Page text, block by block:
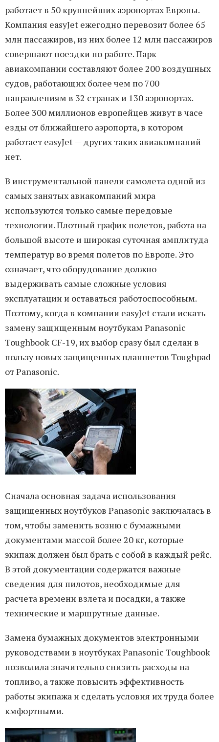
работает в 50 крупнейших аэропортах Европы.
Компания easyJet ежегодно перевозит более 65
млн пассажиров, из них более 12 млн пассажиров
совершают поездки по работе. Парк
авиакомпании составляют более 200 воздушных
судов, работающих более чем по 700
направлениям в 32 странах и 130 аэропортах.
Более 300 миллионов европейцев живут в часе
езды от ближайшего аэропорта, в котором
работает easyJet — других таких авиакомпаний
нет.
В инструментальной панели самолета одной из
самых занятых авиакомпаний мира
используются только самые передовые
технологии. Плотный график полетов, работа на
большой высоте и широкая суточная амплитуда
температур во время полетов по Европе. Это
означает, что оборудование должно
выдерживать самые сложные условия
эксплуатации и оставаться работоспособным.
Поэтому, когда в компании easyJet стали искать
замену защищенным ноутбукам Panasonic
Toughbook CF-19, их выбор сразу был сделан в
пользу новых защищенных планшетов Toughpad
от Panasonic.
Сначала основная задача использования
защищенных ноутбуков Panasonic заключалась в
том, чтобы заменить возню с бумажными
документами массой более 20 кг, которые
экипаж должен был брать с собой в каждый рейс.
В этой документации содержатся важные
сведения для пилотов, необходимые для
расчета времени взлета и посадки, а также
технические и маршрутные данные.
Замена бумажных документов электронными
руководствами в ноутбуках Panasonic Toughbook
позволила значительно снизить расходы на
топливо, а также повысить эффективность
работы экипажа и сделать условия их труда более
кмфортными.